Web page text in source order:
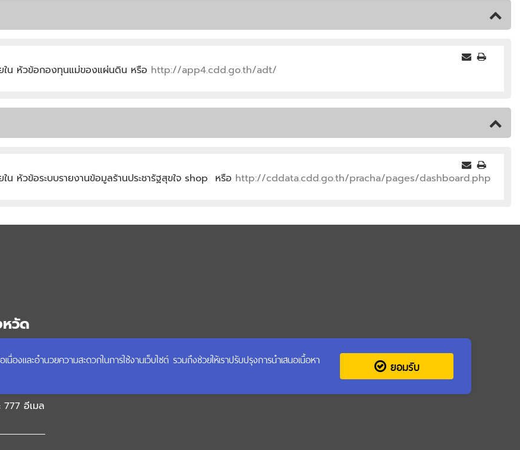
ใน หัวข้อกองทุนแม่ของแผ่นดิน หรือ http://app4.cdd.go.th/adt/
น หัวข้อระบบรายงานข้อมูลร้านประชารัฐสุขใจ shop หรือ http://cddata.cdd.go.th/pracha/pages/dashboard.php
วัด
เมือง
อีเมล
องและอำนวยความสะดวกในการใช้งานเว็บไซต์ รวมถึงช่วยให้เราปรับปรุงการนำเสนอเนื้อหา
ยอมรับ